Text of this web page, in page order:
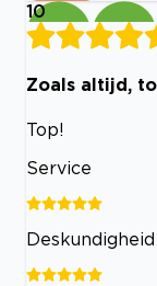
10
Zoals altijd,
Top!
Service
Deskundigheid